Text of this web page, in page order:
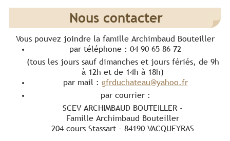
Nous contacter
Vous pouvez joindre la famille Archimbaud Bouteiller
par téléphone : 04 90 65 86 72
(tous les jours sauf dimanches et jours fériés, de 9h
à 12h et de 14h à 18h)
par mail : gfrduchateau@yahoo.fr
par courrier :
SCEV ARCHIMBAUD BOUTEILLER -
Famille Archimbaud Bouteiller
204 cours Stassart - 84190 VACQUEYRAS